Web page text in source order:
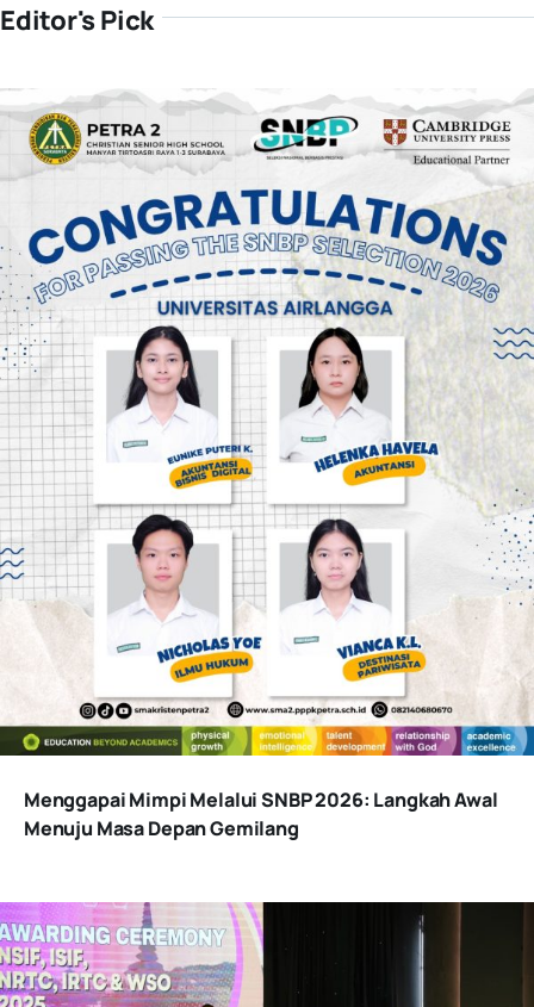
Editor's Pick
Menggapai Mimpi Melalui SNBP 2026: Langkah Awal
Menuju Masa Depan Gemilang